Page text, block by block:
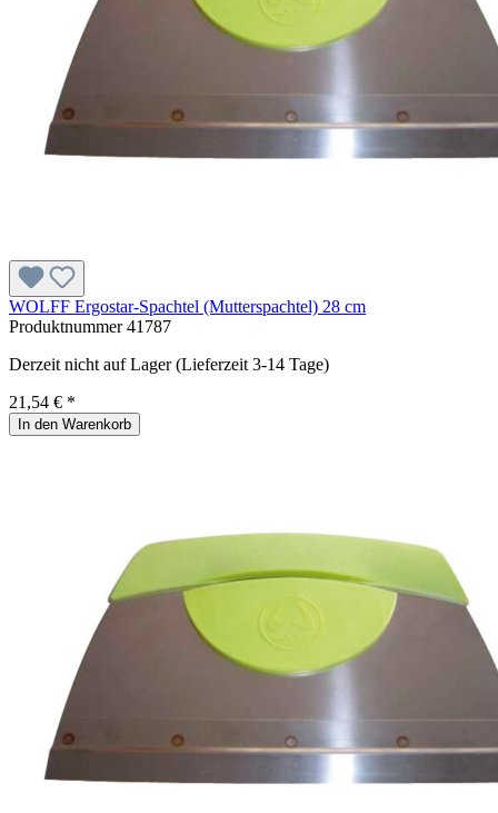
WOLFF Ergostar-Spachtel (Mutterspachtel) 28 cm
Produktnummer41787
Derzeit nicht auf Lager (Lieferzeit 3-14 Tage)
21,54 € *
In den Warenkorb